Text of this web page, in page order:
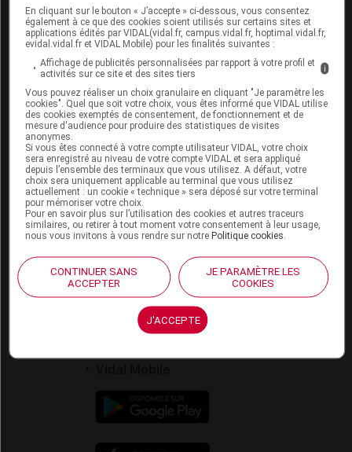
VIDAL Expert
VIDAL Hoptimal
eVIDAL
VIDAL Mobile
VIDAL widget
VIDAL Sécurisation
VIDAL e-Services
Espace institutionnel
Qui sommes-nous ?
VIDAL France
Carrières
Charte éthique et
déontologique
Contact
Aide
Espace partenaires
Éditeurs de logiciel
En cliquant sur le bouton « J’accepte » ci-dessous, vous consentez
également à ce que des cookies soient utilisés sur certains sites et
applications édités par VIDAL(vidal.fr, campus.vidal.fr, hoptimal.vidal.fr,
evidal.vidal.fr et VIDAL Mobile) pour les finalités suivantes :
Affichage de publicités personnalisées par rapport à votre profil et
activités sur ce site et des sites tiers
i
Vous pouvez réaliser un choix granulaire en cliquant "Je paramètre les
cookies". Quel que soit votre choix, vous êtes informé que VIDAL utilise
des cookies exemptés de consentement, de fonctionnement et de
mesure d'audience pour produire des statistiques de visites
anonymes.
Si vous êtes connecté à votre compte utilisateur VIDAL, votre choix
sera enregistré au niveau de votre compte VIDAL et sera appliqué
depuis l’ensemble des terminaux que vous utilisez. A défaut, votre
choix sera uniquement applicable au terminal que vous utilisez
actuellement : un cookie « technique » sera déposé sur votre terminal
pour mémoriser votre choix.
Pour en savoir plus sur l’utilisation des cookies et autres traceurs
similaires, ou retirer à tout moment votre consentement à leur usage,
nous vous invitons à vous rendre sur notrePolitique cookies
CONTINUER SANS
ACCEPTER
JE PARAMÈTRE LES
COOKIES
J'ACCEPTE